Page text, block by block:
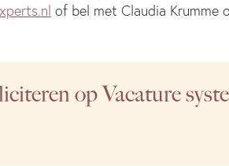
of bel met Claudia Krumme
op Vacature